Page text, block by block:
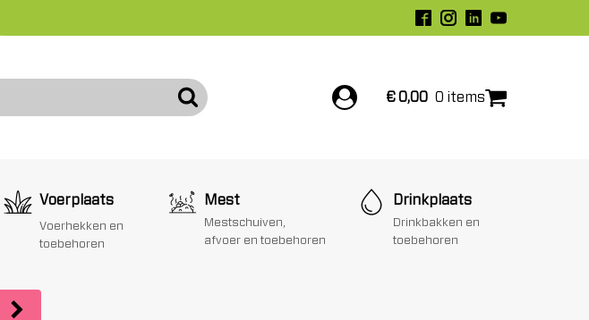
€0,00 0 items
Voerplaats
Voerhekken en
toebehoren
Mest
Mestschuiven,
afvoer en toebehoren
Drinkplaats
Drinkbakken en
toebehoren